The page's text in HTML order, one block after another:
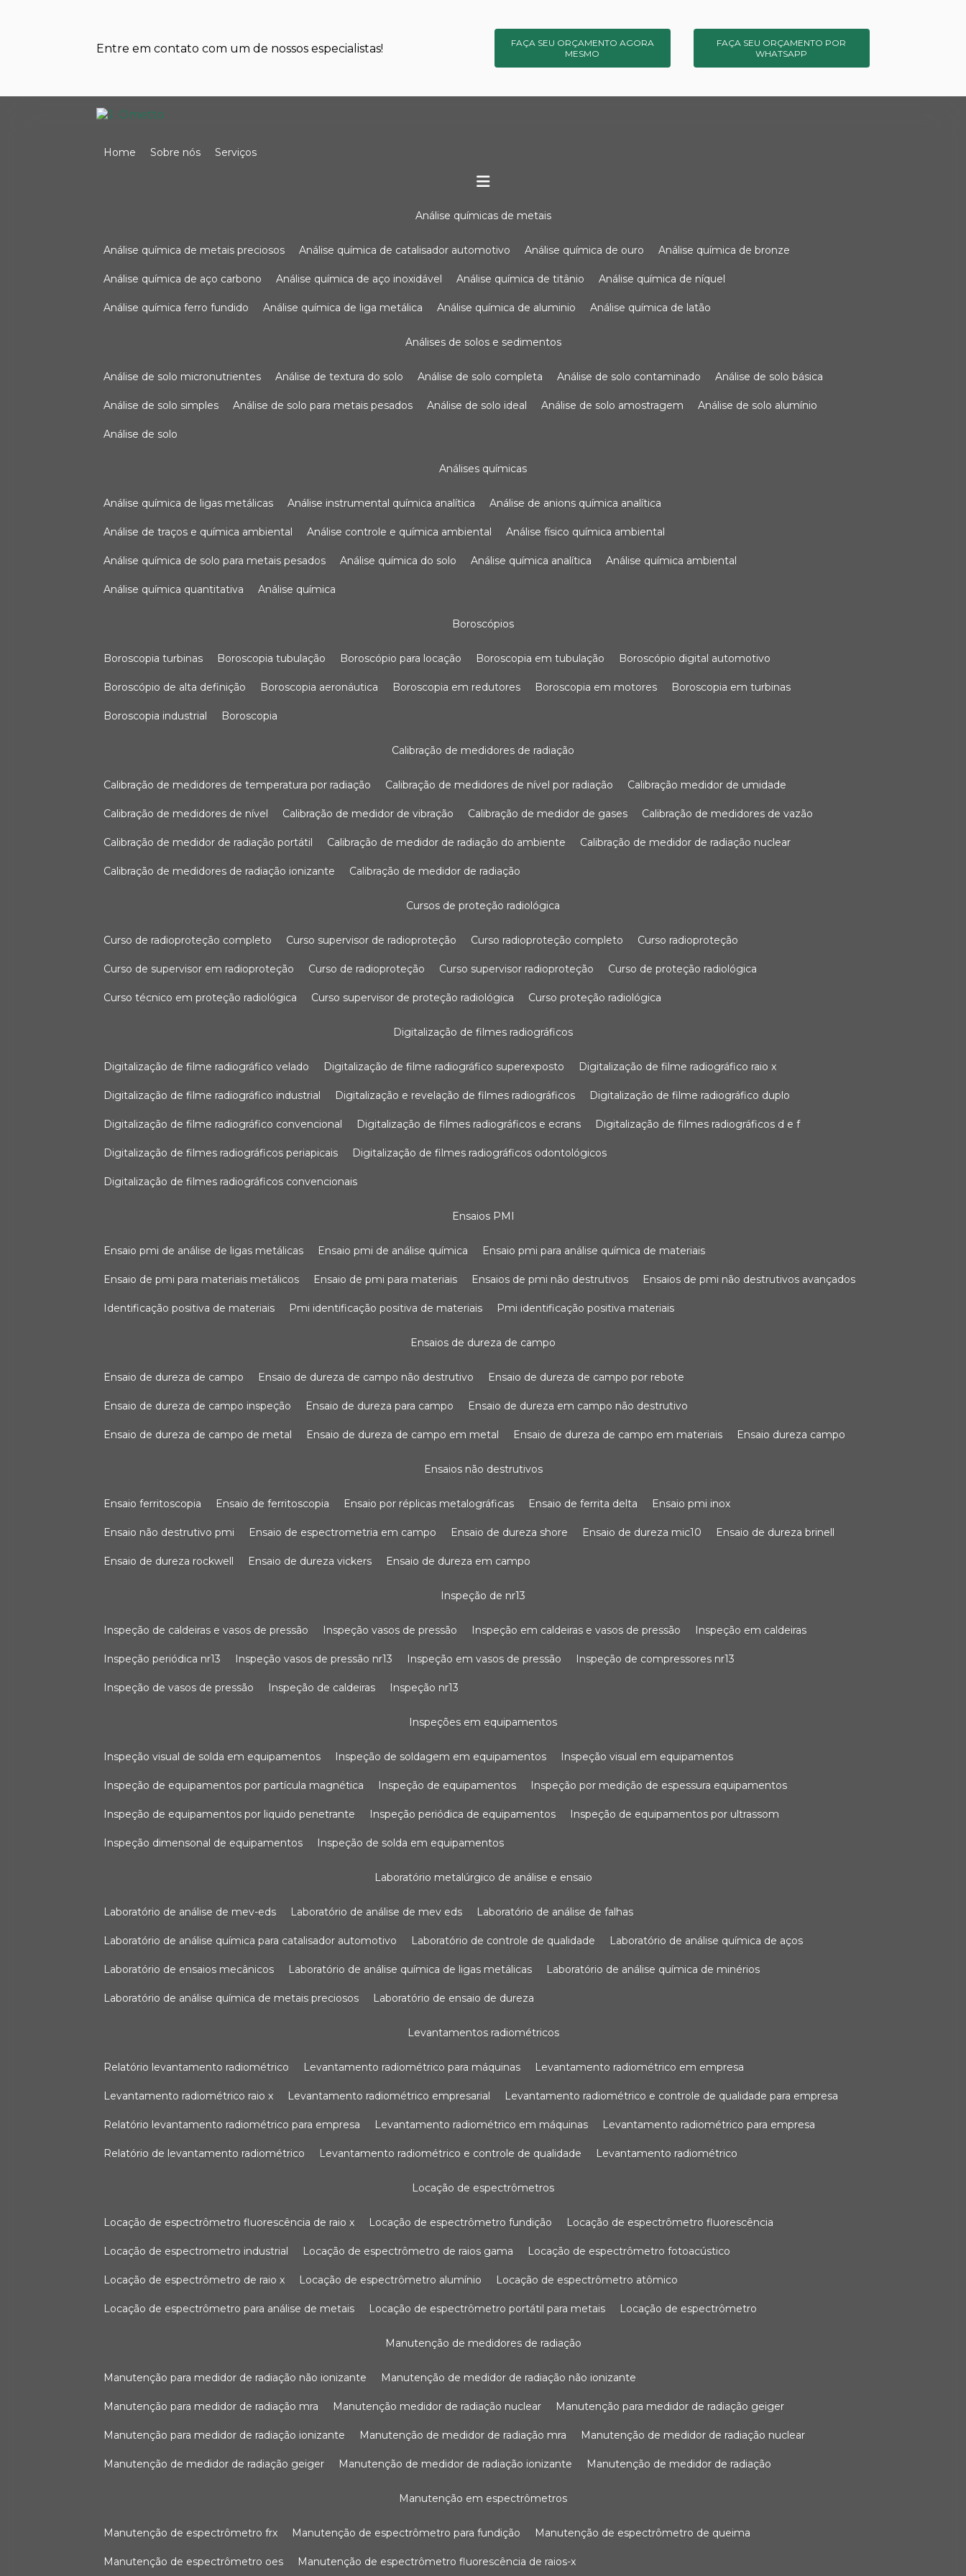
Entre em contato com um de nossos especialistas!
FAÇA SEU ORÇAMENTO AGORA
MESMO
FAÇA SEU ORÇAMENTO POR
WHATSAPP
Home Sobre nós Serviços
análise químicas de metais
análise química de metais preciosos análise química de catalisador automotivo análise química de ouro análise química de bronze
análise química de aço carbono análise química de aço inoxidável análise química de titânio análise química de níquel
análise química ferro fundido análise química de liga metálica análise química de aluminio análise química de latão
análises de solos e sedimentos
análise de solo micronutrientes análise de textura do solo análise de solo completa análise de solo contaminado análise de solo básica
análise de solo simples análise de solo para metais pesados análise de solo ideal análise de solo amostragem análise de solo alumínio
análise de solo
análises químicas
análise química de ligas metálicas análise instrumental química analítica análise de anions química analítica
análise de traços e química ambiental análise controle e química ambiental análise físico química ambiental
análise química de solo para metais pesados análise química do solo análise química analítica análise química ambiental
análise química quantitativa análise química
boroscópios
boroscopia turbinas boroscopia tubulação boroscópio para locação boroscopia em tubulação boroscópio digital automotivo
boroscópio de alta definição boroscopia aeronáutica boroscopia em redutores boroscopia em motores boroscopia em turbinas
boroscopia industrial boroscopia
calibração de medidores de radiação
calibração de medidores de temperatura por radiação calibração de medidores de nível por radiação calibração medidor de umidade
calibração de medidores de nível calibração de medidor de vibração calibração de medidor de gases calibração de medidores de vazão
calibração de medidor de radiação portátil calibração de medidor de radiação do ambiente calibração de medidor de radiação nuclear
calibração de medidores de radiação ionizante calibração de medidor de radiação
cursos de proteção radiológica
curso de radioproteção completo curso supervisor de radioproteção curso radioproteção completo curso radioproteção
curso de supervisor em radioproteção curso de radioproteção curso supervisor radioproteção curso de proteção radiológica
curso técnico em proteção radiológica curso supervisor de proteção radiológica curso proteção radiológica
digitalização de filmes radiográficos
digitalização de filme radiográfico velado digitalização de filme radiográfico superexposto digitalização de filme radiográfico raio x
digitalização de filme radiográfico industrial digitalização e revelação de filmes radiográficos digitalização de filme radiográfico duplo
digitalização de filme radiográfico convencional digitalização de filmes radiográficos e ecrans digitalização de filmes radiográficos d e f
digitalização de filmes radiográficos periapicais digitalização de filmes radiográficos odontológicos
digitalização de filmes radiográficos convencionais
ensaios PMI
ensaio pmi de análise de ligas metálicas ensaio pmi de análise química ensaio pmi para análise química de materiais
ensaio de pmi para materiais metálicos ensaio de pmi para materiais ensaios de pmi não destrutivos ensaios de pmi não destrutivos avançados
identificação positiva de materiais pmi identificação positiva de materiais pmi identificação positiva materiais
ensaios de dureza de campo
ensaio de dureza de campo ensaio de dureza de campo não destrutivo ensaio de dureza de campo por rebote
ensaio de dureza de campo inspeção ensaio de dureza para campo ensaio de dureza em campo não destrutivo
ensaio de dureza de campo de metal ensaio de dureza de campo em metal ensaio de dureza de campo em materiais ensaio dureza campo
ensaios não destrutivos
ensaio ferritoscopia ensaio de ferritoscopia ensaio por réplicas metalográficas ensaio de ferrita delta ensaio pmi inox
ensaio não destrutivo pmi ensaio de espectrometria em campo ensaio de dureza shore ensaio de dureza mic10 ensaio de dureza brinell
ensaio de dureza rockwell ensaio de dureza vickers ensaio de dureza em campo
inspeção de nr13
inspeção de caldeiras e vasos de pressão inspeção vasos de pressão inspeção em caldeiras e vasos de pressão inspeção em caldeiras
inspeção periódica nr13 inspeção vasos de pressão nr13 inspeção em vasos de pressão inspeção de compressores nr13
inspeção de vasos de pressão inspeção de caldeiras inspeção nr13
inspeções em equipamentos
inspeção visual de solda em equipamentos inspeção de soldagem em equipamentos inspeção visual em equipamentos
inspeção de equipamentos por partícula magnética inspeção de equipamentos inspeção por medição de espessura equipamentos
inspeção de equipamentos por liquido penetrante inspeção periódica de equipamentos inspeção de equipamentos por ultrassom
inspeção dimensonal de equipamentos inspeção de solda em equipamentos
laboratório metalúrgico de análise e ensaio
laboratório de análise de mev-eds laboratório de análise de mev eds laboratório de análise de falhas
laboratório de análise química para catalisador automotivo laboratório de controle de qualidade laboratório de análise química de aços
laboratório de ensaios mecânicos laboratório de análise química de ligas metálicas laboratório de análise química de minérios
laboratório de análise química de metais preciosos laboratório de ensaio de dureza
levantamentos radiométricos
relatório levantamento radiométrico levantamento radiométrico para máquinas levantamento radiométrico em empresa
levantamento radiométrico raio x levantamento radiométrico empresarial levantamento radiométrico e controle de qualidade para empresa
relatório levantamento radiométrico para empresa levantamento radiométrico em máquinas levantamento radiométrico para empresa
relatório de levantamento radiométrico levantamento radiométrico e controle de qualidade levantamento radiométrico
locação de espectrômetros
locação de espectrômetro fluorescência de raio x locação de espectrômetro fundição locação de espectrômetro fluorescência
locação de espectrometro industrial locação de espectrômetro de raios gama locação de espectrômetro fotoacústico
locação de espectrômetro de raio x locação de espectrômetro alumínio locação de espectrômetro atômico
locação de espectrômetro para análise de metais locação de espectrômetro portátil para metais locação de espectrômetro
manutenção de medidores de radiação
manutenção para medidor de radiação não ionizante manutenção de medidor de radiação não ionizante
manutenção para medidor de radiação mra manutenção medidor de radiação nuclear manutenção para medidor de radiação geiger
manutenção para medidor de radiação ionizante manutenção de medidor de radiação mra manutenção de medidor de radiação nuclear
manutenção de medidor de radiação geiger manutenção de medidor de radiação ionizante manutenção de medidor de radiação
manutenção em espectrômetros
manutenção de espectrômetro frx manutenção de espectrômetro para fundição manutenção de espectrômetro de queima
manutenção de espectrômetro oes manutenção de espectrômetro fluorescência de raios-x